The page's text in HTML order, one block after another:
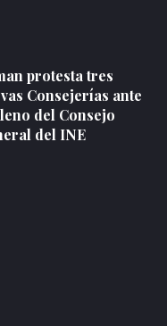
protesta tres
Consejerías ante
del Consejo
del INE